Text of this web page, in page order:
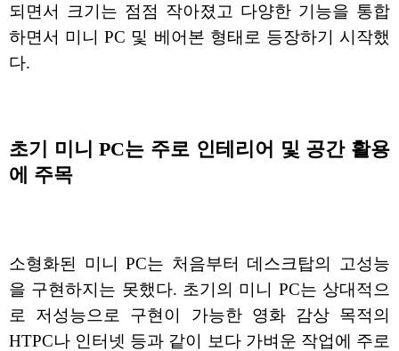
되면서 크기는 점점 작아졌고 다양한 기능을 통합
하면서 미니 PC 및 베어본 형태로 등장하기 시작했
다.
초기 미니 PC는 주로 인테리어 및 공간 활용
에 주목
소형화된 미니 PC는 처음부터 데스크탑의 고성능
을 구현하지는 못했다. 초기의 미니 PC는 상대적으
로 저성능으로 구현이 가능한 영화 감상 목적의
HTPC나 인터넷 등과 같이 보다 가벼운 작업에 주로